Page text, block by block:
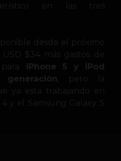
en las tres
desde el próximo
$34 más gastos de
iPhone 5 y iPod
, pero la
ya esta trabajando en
4 y el Samsung Galaxy S